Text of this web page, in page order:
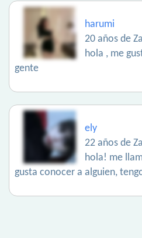
harumi
20 años de
hola , me
gente
ely
22 años de
hola! me
gusta conocer a alguien,